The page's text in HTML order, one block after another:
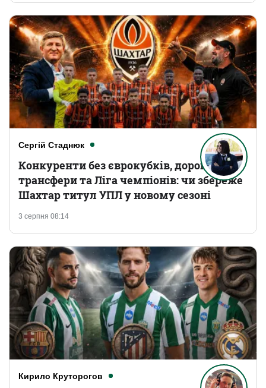
Сергій Стаднюк
3 серпня 08:14
Конкуренти без єврокубків, дорогі
трансфери та Ліга чемпіонів: чи збереже
Шахтар титул УПЛ у новому сезоні
Кирило Круторогов